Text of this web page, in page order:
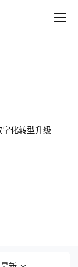
化转型升级